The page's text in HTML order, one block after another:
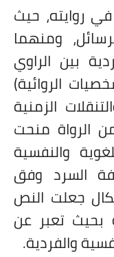
روايته، حيث
ومنهما
بين الراوي
الروائية)
الزمنية
الرواة منحت
والنفسية
السرد وفق
جعلت النص
بحيث تعبر عن
والفردية.